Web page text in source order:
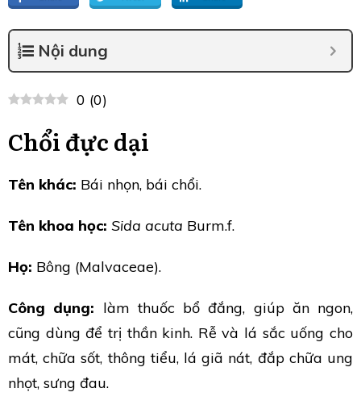
Nội dung
0 (0)
Chổi đực dại
Tên khác: Bái nhọn, bái chổi.
Tên khoa học: Sida acuta Burm.f.
Họ: Bông (Malvaceae).
Công dụng: làm thuốc bổ đắng, giúp ăn ngon,
cũng dùng để trị thần kinh. Rễ và lá sắc uống cho
mát, chữa sốt, thông tiểu, lá giã nát, đắp chữa ung
nhọt, sưng đau.